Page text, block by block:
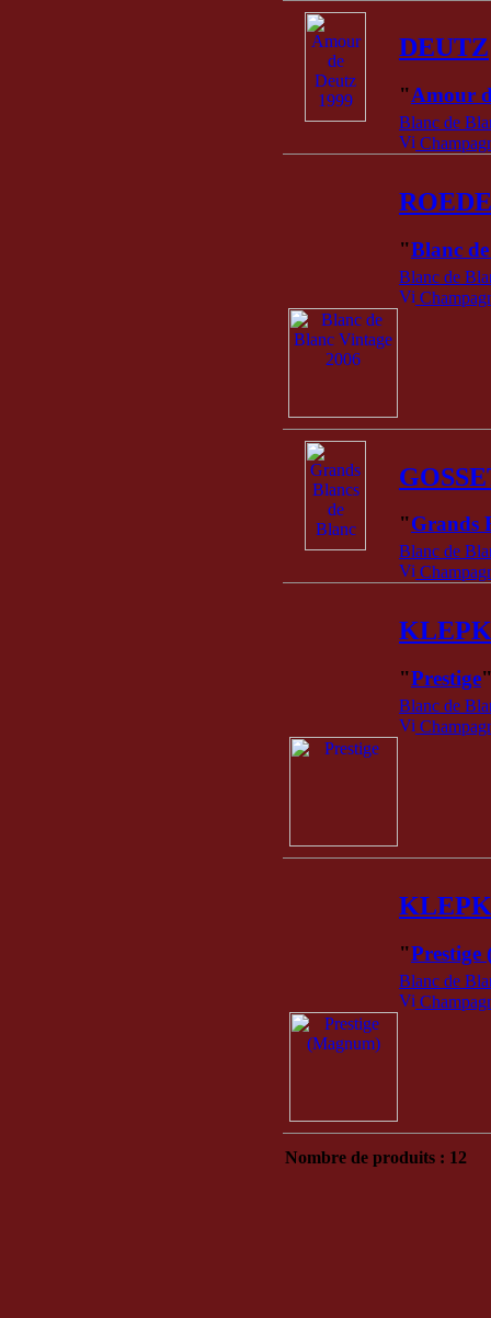
DEUTZ
"Amour
Blanc de
"Blanc
Blanc de
"Grands
Blanc de
"Prestige
Blanc de
"Prestige
Blanc de
Nombre de produits : 12